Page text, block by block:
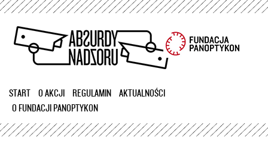
Przejdź
treści
START O AKCJI REGULAMIN
AKTUALNOŚCI
O FUNDACJI PANOPTYKON